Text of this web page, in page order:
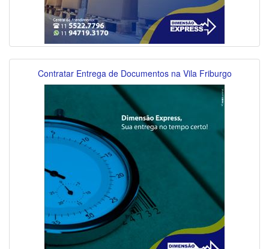
Contratar Entrega de Documentos na Vila Friburgo